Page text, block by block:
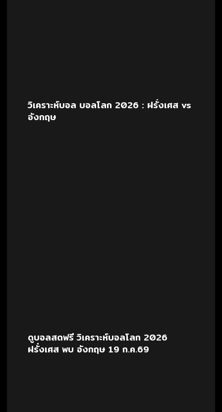
วิเคราะห์บอล บอลโลก 2026 : ฝรั่งเศส vs
อังกฤษ
ดูบอลสดฟรี วิเคราะห์บอลโลก 2026
ฝรั่งเศส พบ อังกฤษ 19 ก.ค.69